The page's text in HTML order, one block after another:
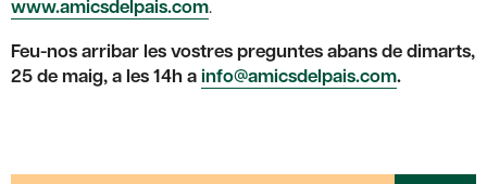
www.amicsdelpais.com.
Feu-nos arribar les vostres preguntes abans de dimarts,
25 de maig, a les 14h ainfo@amicsdelpais.com.